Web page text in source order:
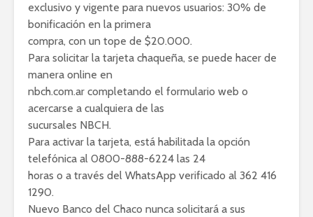
exclusivo y vigente para nuevos usuarios: 30% de
bonificación en la primera
compra, con un tope de $20.000.
Para solicitar la tarjeta chaqueña, se puede hacer de
manera online en
nbch.com.ar completando el formulario web o
acercarse a cualquiera de las
sucursales NBCH.
Para activar la tarjeta, está habilitada la opción
telefónica al 0800-888-6224 las 24
horas o a través del WhatsApp verificado al 362 416
1290.
Nuevo Banco del Chaco nunca solicitará a sus